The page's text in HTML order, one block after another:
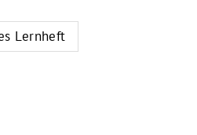
Lernheft